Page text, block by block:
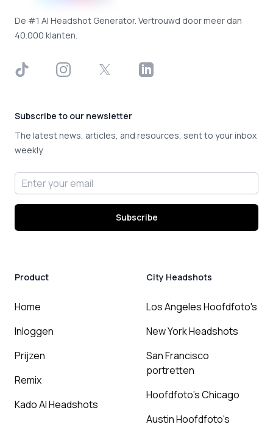
De #1 AI Headshot Generator. Vertrouwd door meer dan
40.000 klanten.
TikTok InstagramX LinkedIn
Subscribe to our newsletter
The latest news, articles, and resources, sent to your inbox
weekly.
Email address
Subscribe
Product
Home
Inloggen
Prijzen
Remix
Kado AI Headshots
City Headshots
Los Angeles Hoofdfoto's
New York Headshots
San Francisco
portretten
Hoofdfoto's Chicago
Austin Hoofdfoto's